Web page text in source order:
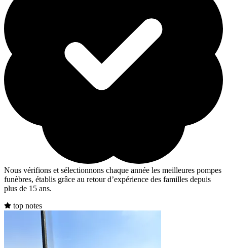
Nous vérifions et sélectionnons chaque année les meilleures pompes
funèbres, établis grâce au retour d’expérience des familles depuis
plus de 15 ans.
top notes